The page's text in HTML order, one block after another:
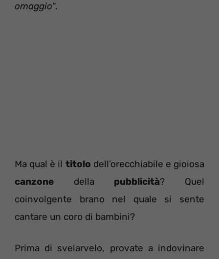
omaggio“.
Ma qual è il titolo dell’orecchiabile e gioiosa
canzone della pubblicità? Quel
coinvolgente brano nel quale si sente
cantare un coro di bambini?
Prima di svelarvelo, provate a indovinare